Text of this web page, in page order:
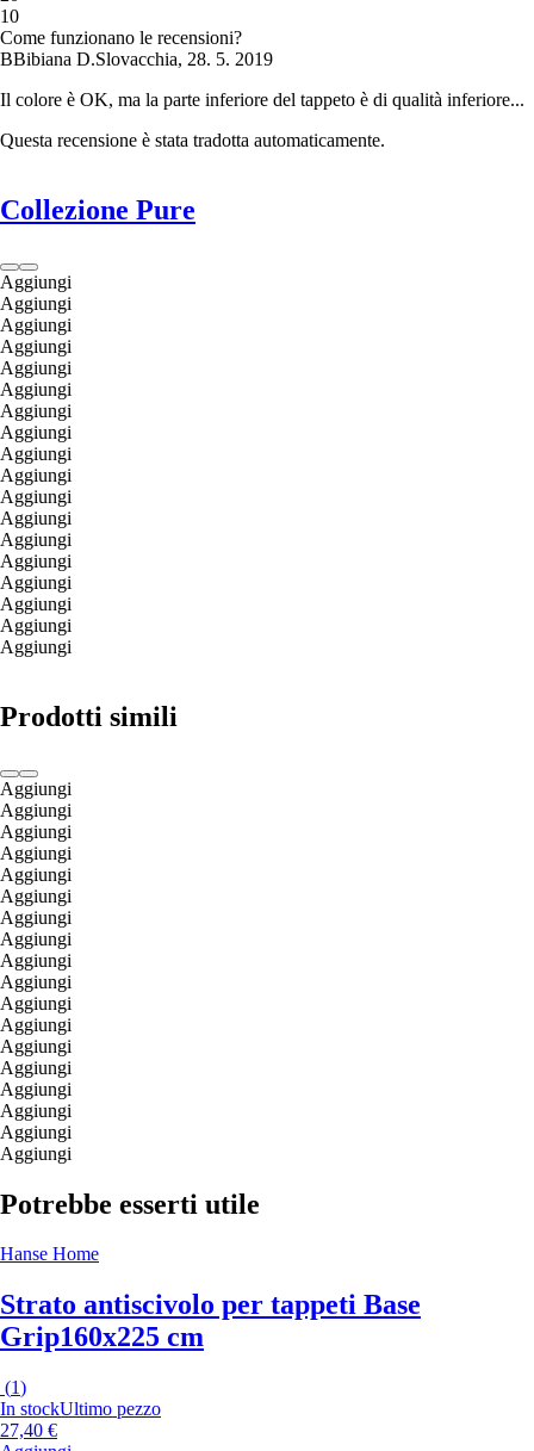
10
Come funzionano le recensioni?
BBibiana D.Slovacchia, 28. 5. 2019
Il colore è OK, ma la parte inferiore del tappeto è di qualità inferiore...
Questa recensione è stata tradotta automaticamente.
Collezione Pure
Aggiungi
Aggiungi
Aggiungi
Aggiungi
Aggiungi
Aggiungi
Aggiungi
Aggiungi
Aggiungi
Aggiungi
Aggiungi
Aggiungi
Aggiungi
Aggiungi
Aggiungi
Aggiungi
Aggiungi
Aggiungi
Prodotti simili
Aggiungi
Aggiungi
Aggiungi
Aggiungi
Aggiungi
Aggiungi
Aggiungi
Aggiungi
Aggiungi
Aggiungi
Aggiungi
Aggiungi
Aggiungi
Aggiungi
Aggiungi
Aggiungi
Aggiungi
Aggiungi
Potrebbe esserti utile
Hanse Home
Strato antiscivolo per tappeti Base
Grip160x225 cm
(1)
In stockUltimo pezzo
27,40 €